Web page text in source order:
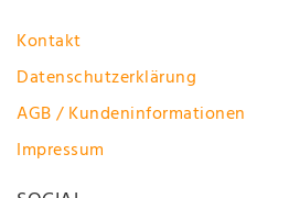
Kontakt
Datenschutzerklärung
AGB / Kundeninformationen
Impressum